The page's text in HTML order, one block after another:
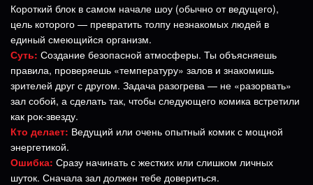
Короткий блок в самом начале шоу (обычно от ведущего),
цель которого — превратить толпу незнакомых людей в
единый смеющийся организм.
Суть: Создание безопасной атмосферы. Ты объясняешь
правила, проверяешь «температуру» залов и знакомишь
зрителей друг с другом. Задача разогрева — не «разорвать»
зал собой, а сделать так, чтобы следующего комика встретили
как рок-звезду.
Кто делает: Ведущий или очень опытный комик с мощной
энергетикой.
Ошибка: Сразу начинать с жестких или слишком личных
шуток. Сначала зал должен тебе довериться.